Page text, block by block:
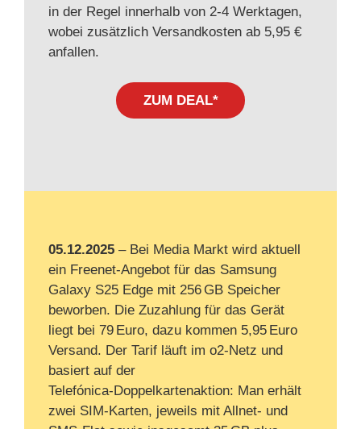
in der Regel innerhalb von 2-4 Werktagen,
wobei zusätzlich Versandkosten ab 5,95 €
anfallen.
ZUM DEAL*
05.12.2025 – Bei Media Markt wird aktuell
ein Freenet‑Angebot für das Samsung
Galaxy S25 Edge mit 256 GB Speicher
beworben. Die Zuzahlung für das Gerät
liegt bei 79 Euro, dazu kommen 5,95 Euro
Versand. Der Tarif läuft im o2‑Netz und
basiert auf der
Telefónica‑Doppelkartenaktion: Man erhält
zwei SIM‑Karten, jeweils mit Allnet‑ und